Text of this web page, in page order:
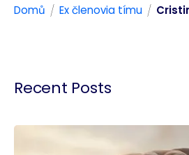
Domů / Ex členovia tímu /
Recent Posts